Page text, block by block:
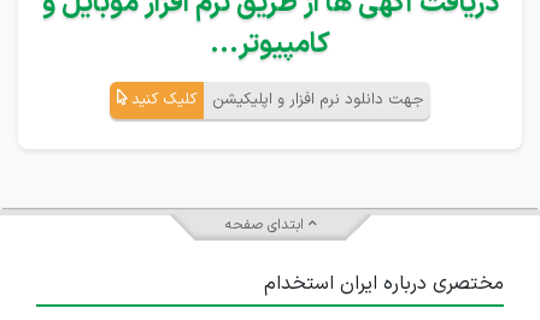
کامپیوتر...
جهت دانلود نرم افزار و اپلیکیشن کلیک کنید
ابتدای صفحه
مختصری درباره ایران استخدام